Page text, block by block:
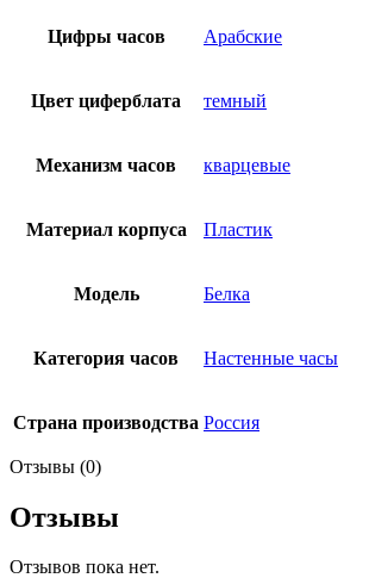
Цифры часов Арабские
Цвет циферблата темный
Механизм часов кварцевые
Материал корпуса Пластик
Модель Белка
Категория часов Настенные часы
Страна производства Россия
Отзывы (0)
Отзывы
Отзывов пока нет.